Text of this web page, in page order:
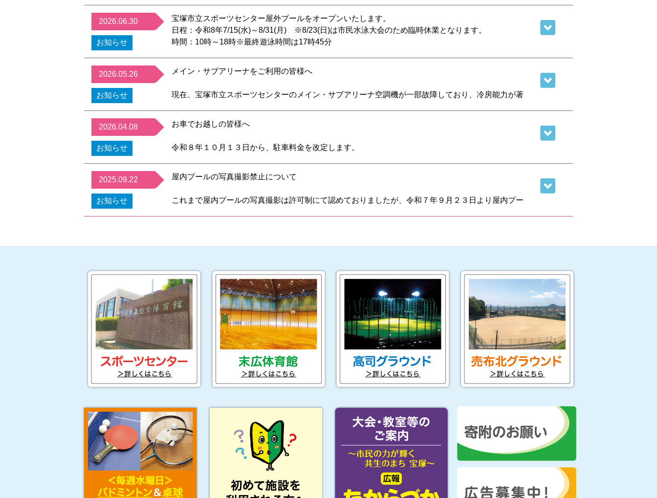
皆様のご応募お待ちしております。
公益財団法人 宝塚市スポーツ振興公社 採用担当
2026.06.30
お知らせ
宝塚市立スポーツセンター屋外プールをオープンいたします。
日程：令和8年7/15(水)～8/31(月) ※8/23(日)は市民水泳大会のため臨時休業となります。
時間：10時～18時※最終遊泳時間は17時45分
満）は無料 ※心身障碍者及び付き添いの方(1人)は無料→障碍者手帳等をご持参ください。※令和8
年度より利用料金を値上げして営業いたします。
〇土・日・祝日・お盆の期間は特に車が混雑いたします。車でのご来場は極力ご遠慮ください。公共
交通機関のご利用にご協力をお願いいたします。
2026.05.26
お知らせ
メイン・サブアリーナをご利用の皆様へ
現在、宝塚市立スポーツセンターのメイン・サブアリーナ空調機が一部故障しており、冷房能力が著
外気温が高い酷暑においては、WBGT（熱中症指数）を考慮した冷房運転が困難であることが想定さ
れます。
ご不便をおかけし大変申し訳ございませんが、予めご了承の上ご利用くださいますようお願いいたし
ます。
2026.04.08
お知らせ
お車でお越しの皆様へ
令和８年１０月１３日から、駐車料金を改定します。
令和７年度に宝塚市が制定した受益者負担適正化ガイドラインに基づき、令和８年１０月１３日から
駐車料金を改定いたします。
詳しくはコチラ
2025.09.22
お知らせ
屋内プールの写真撮影禁止について
これまで屋内プールの写真撮影は許可制にて認めておりましたが、令和７年９月２３日より屋内プー
詳細はコチラ